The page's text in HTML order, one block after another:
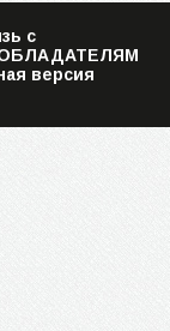
с
версия